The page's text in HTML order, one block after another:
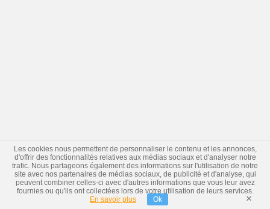
Les cookies nous permettent de personnaliser le contenu et les annonces,
d'offrir des fonctionnalités relatives aux médias sociaux et d'analyser notre
trafic. Nous partageons également des informations sur l'utilisation de notre
site avec nos partenaires de médias sociaux, de publicité et d'analyse, qui
peuvent combiner celles-ci avec d'autres informations que vous leur avez
fournies ou qu'ils ont collectées lors de votre utilisation de leurs services.
En savoir plus
Ok ×